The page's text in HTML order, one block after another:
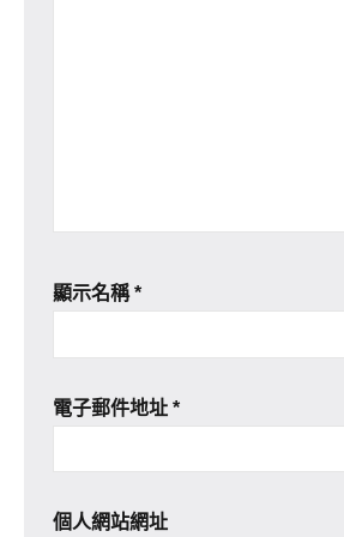
顯示名稱*
電子郵件地址 *
個人網站網址